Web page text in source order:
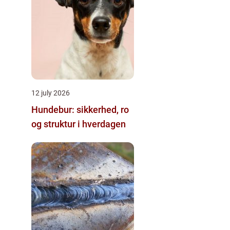
12 july 2026
Hundebur: sikkerhed, ro
og struktur i hverdagen